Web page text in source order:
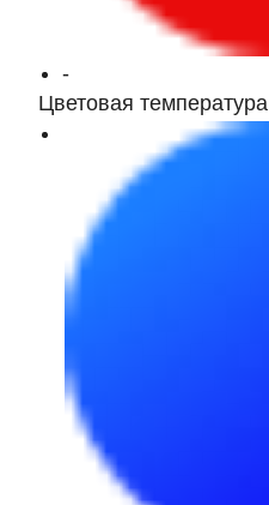
-
Цветовая температура